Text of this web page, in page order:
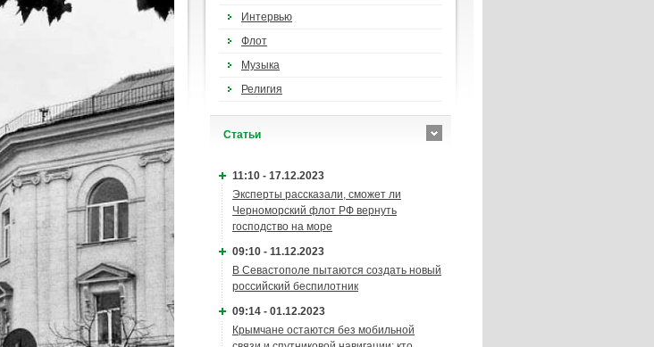
Интервью
Флот
Музыка
Религия
Cтатьи
11:10 - 17.12.2023
Эксперты рассказали, сможет ли
Черноморский флот РФ вернуть
господство на море
09:10 - 11.12.2023
В Севастополе пытаются создать новый
российский беспилотник
09:14 - 01.12.2023
Крымчане остаются без мобильной